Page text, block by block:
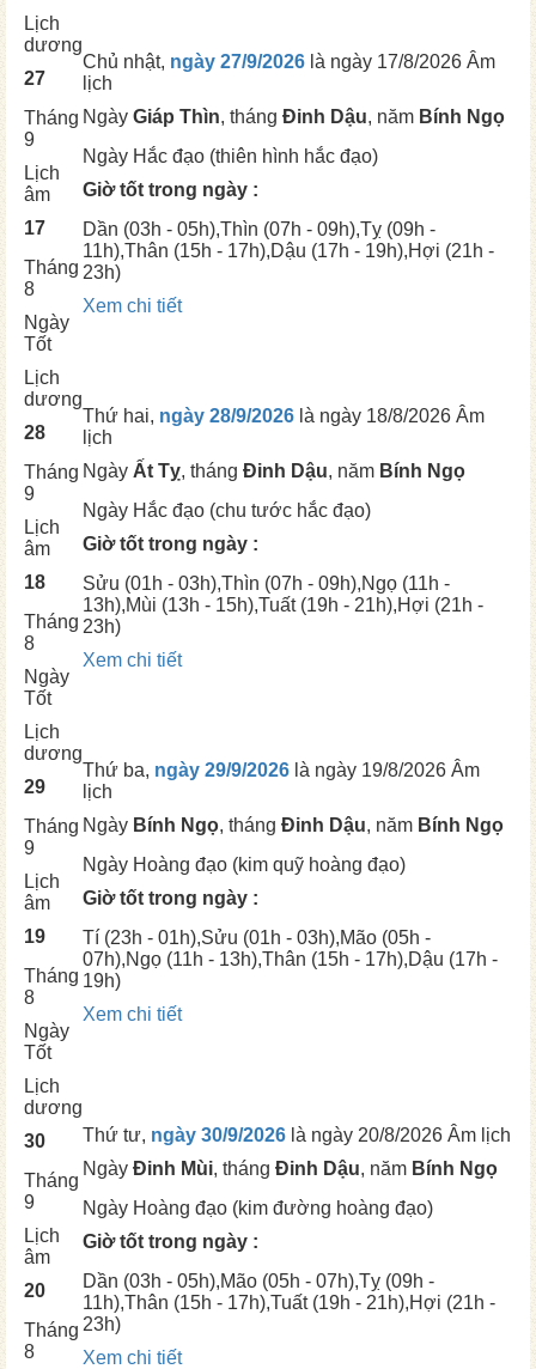
Lịch
dương
27
Tháng
9
Lịch
âm
17
Tháng
8
Ngày
Tốt
Chủ nhật, ngày 27/9/2026 là ngày 17/8/2026 Âm
lịch
Ngày Giáp Thìn, tháng Đinh Dậu, năm Bính Ngọ
Ngày Hắc đạo (thiên hình hắc đạo)
Giờ tốt trong ngày :
Dần (03h - 05h),Thìn (07h - 09h),Tỵ (09h -
11h),Thân (15h - 17h),Dậu (17h - 19h),Hợi (21h -
23h)
Xem chi tiết
Lịch
dương
28
Tháng
9
Lịch
âm
18
Tháng
8
Ngày
Tốt
Thứ hai, ngày 28/9/2026 là ngày 18/8/2026 Âm
lịch
Ngày Ất Tỵ, tháng Đinh Dậu, năm Bính Ngọ
Ngày Hắc đạo (chu tước hắc đạo)
Giờ tốt trong ngày :
Sửu (01h - 03h),Thìn (07h - 09h),Ngọ (11h -
13h),Mùi (13h - 15h),Tuất(19h - 21h),Hợi (21h -
23h)
Xem chi tiết
Lịch
dương
29
Tháng
9
Lịch
âm
19
Tháng
8
Ngày
Tốt
Thứ ba, ngày 29/9/2026 là ngày 19/8/2026 Âm
lịch
Ngày Bính Ngọ, tháng Đinh Dậu, năm Bính Ngọ
Ngày Hoàng đạo (kim quỹ hoàng đạo)
Giờ tốt trong ngày :
Tí (23h - 01h),Sửu (01h - 03h),Mão (05h -
07h),Ngọ (11h - 13h),Thân (15h - 17h),Dậu (17h -
19h)
Xem chi tiết
Lịch
dương
30
Tháng
9
Lịch
âm
20
Tháng
8
Thứ tư, ngày 30/9/2026 là ngày 20/8/2026 Âm lịch
Ngày Đinh Mùi, tháng Đinh Dậu, năm Bính Ngọ
Ngày Hoàng đạo (kim đường hoàng đạo)
Giờ tốt trong ngày :
Dần (03h - 05h),Mão (05h - 07h),Tỵ (09h -
11h),Thân (15h - 17h),Tuất(19h - 21h),Hợi (21h -
23h)
Xem chi tiết